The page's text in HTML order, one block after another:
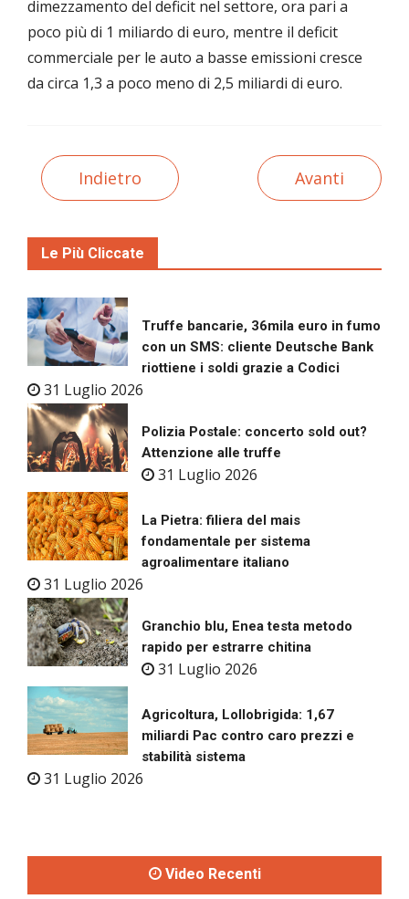
dimezzamento del deficit nel settore, ora pari a
poco più di 1 miliardo di euro, mentre il deficit
commerciale per le auto a basse emissioni cresce
da circa 1,3 a poco meno di 2,5 miliardi di euro.
Indietro Avanti
Le Più Cliccate
Truffe bancarie, 36mila euro in fumo
con un SMS: cliente Deutsche Bank
riottiene i soldi grazie a Codici
31 Luglio 2026
Polizia Postale: concerto sold out?
Attenzione alle truffe
31 Luglio 2026
La Pietra: filiera del mais
fondamentale per sistema
agroalimentare italiano
31 Luglio 2026
Granchio blu, Enea testa metodo
rapido per estrarre chitina
31 Luglio 2026
Agricoltura, Lollobrigida: 1,67
miliardi Pac contro caro prezzi e
stabilità sistema
31 Luglio 2026
Video Recenti